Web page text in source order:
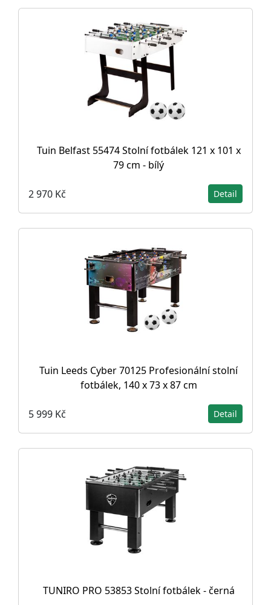
Tuin Belfast 55474 Stolní fotbálek 121 x 101 x
79 cm - bílý
2 970 Kč Detail
Tuin Leeds Cyber 70125 Profesionální stolní
fotbálek, 140 x 73 x 87 cm
5 999 Kč Detail
TUNIRO PRO 53853 Stolní fotbálek - černá